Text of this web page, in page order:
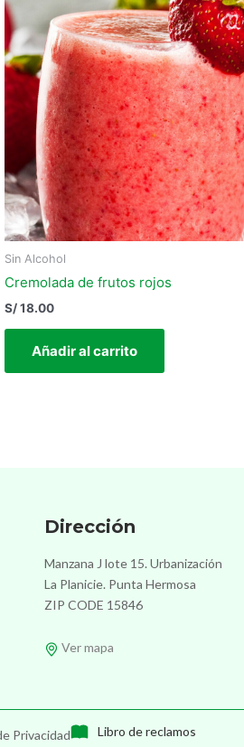
Sin Alcohol
Cremolada de frutos rojos
S/18.00
Añadir al carrito
Dirección
Manzana J lote 15. Urbanización
La Planicie. Punta Hermosa
ZIP CODE 15846
Ver mapa
Privacidad Libro de reclamos